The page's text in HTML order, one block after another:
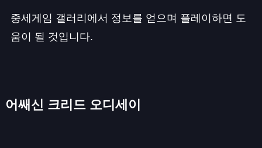
중세게임 갤러리에서 정보를 얻으며 플레이하면 도
움이 될 것입니다.
어쌔신 크리드 오디세이